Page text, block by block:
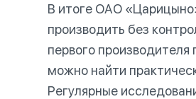
В итоге ОАО
производить без
первого
можно найти
Регулярные